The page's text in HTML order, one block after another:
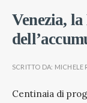
Venezia,
SCRITTO DA: MICHELE
Centinaia di